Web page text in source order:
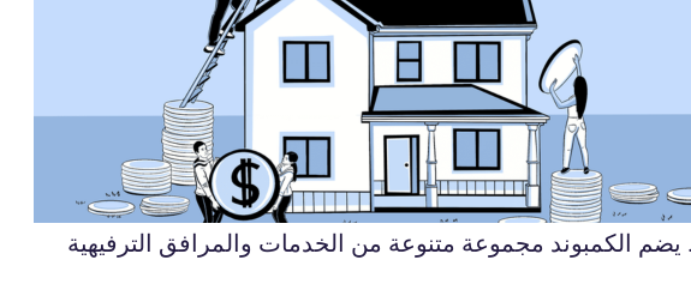
يضم الكمبوند مجموعة متنوعة من الخدمات والمرافق الترفيهية